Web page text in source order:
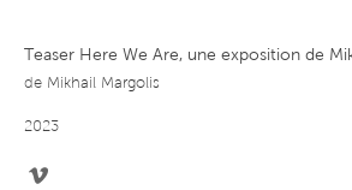
Teaser Here We Are, une exposition de
de Mikhail Margolis
2023